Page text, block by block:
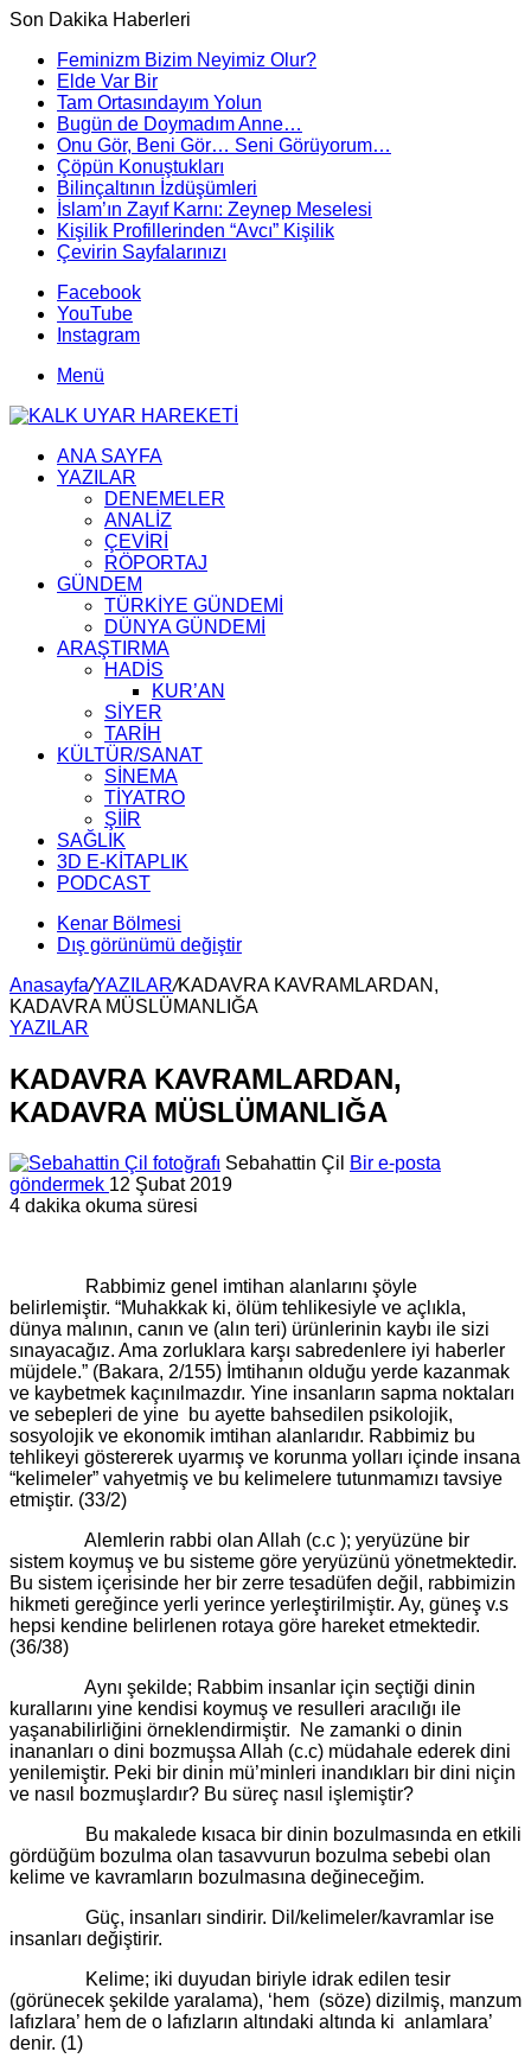
Son Dakika Haberleri
Feminizm Bizim Neyimiz Olur?
Elde Var Bir
Tam Ortasındayım Yolun
Bugün de Doymadım Anne…
Onu Gör, Beni Gör… Seni Görüyorum…
Çöpün Konuştukları
Bilinçaltının İzdüşümleri
İslam’ın Zayıf Karnı: Zeynep Meselesi
Kişilik Profillerinden “Avcı” Kişilik
Çevirin Sayfalarınızı
Facebook
YouTube
Instagram
Menü
ANA SAYFA
YAZILAR
DENEMELER
ANALİZ
ÇEVİRİ
RÖPORTAJ
GÜNDEM
TÜRKİYE GÜNDEMİ
DÜNYA GÜNDEMİ
ARAŞTIRMA
HADİS
KUR’AN
SİYER
TARİH
KÜLTÜR/SANAT
SİNEMA
TİYATRO
ŞİİR
SAĞLIK
3D E-KİTAPLIK
PODCAST
Kenar Bölmesi
Dış görünümü değiştir
Anasayfa/YAZILAR/KADAVRA KAVRAMLARDAN,
KADAVRA MÜSLÜMANLIĞA
YAZILAR
KADAVRA KAVRAMLARDAN,
KADAVRA MÜSLÜMANLIĞA
Sebahattin Çil
Bir e-posta
göndermek 12 Şubat 2019
4 dakika okuma süresi
Rabbimiz genel imtihan alanlarını şöyle
belirlemiştir. “Muhakkak ki, ölüm tehlikesiyle ve açlıkla,
dünya malının, canın ve (alın teri) ürünlerinin kaybı ile sizi
sınayacağız. Ama zorluklara karşı sabredenlere iyi haberler
müjdele.” (Bakara, 2/155) İmtihanın olduğu yerde kazanmak
ve kaybetmek kaçınılmazdır. Yine insanların sapma noktaları
ve sebepleri de yine bu ayette bahsedilen psikolojik,
sosyolojik ve ekonomik imtihan alanlarıdır. Rabbimiz bu
tehlikeyi göstererek uyarmış ve korunma yolları içinde insana
“kelimeler” vahyetmiş ve bu kelimelere tutunmamızı tavsiye
etmiştir. (33/2)
Alemlerin rabbi olan Allah (c.c ); yeryüzüne bir
sistem koymuş ve bu sisteme göre yeryüzünü yönetmektedir.
Bu sistem içerisinde her bir zerre tesadüfen değil, rabbimizin
hikmeti gereğince yerli yerince yerleştirilmiştir. Ay, güneş v.s
hepsi kendine belirlenen rotaya göre hareket etmektedir.
(36/38)
Aynı şekilde; Rabbim insanlar için seçtiği dinin
kurallarını yine kendisi koymuş ve resulleri aracılığı ile
yaşanabilirliğini örneklendirmiştir. Ne zamanki o dinin
inananları o dini bozmuşsa Allah (c.c) müdahale ederek dini
yenilemiştir. Peki bir dinin mü’minleri inandıkları bir dini niçin
ve nasıl bozmuşlardır? Bu süreç nasıl işlemiştir?
Bu makalede kısaca bir dinin bozulmasında en etkili
gördüğüm bozulma olan tasavvurun bozulma sebebi olan
kelime ve kavramların bozulmasına değineceğim.
Güç, insanları sindirir. Dil/kelimeler/kavramlar ise
insanları değiştirir.
Kelime; iki duyudan biriyle idrak edilen tesir
(görünecek şekilde yaralama), ‘hem (söze) dizilmiş, manzum
lafızlara’ hem de o lafızların altındaki altında ki anlamlara’
denir. (1)